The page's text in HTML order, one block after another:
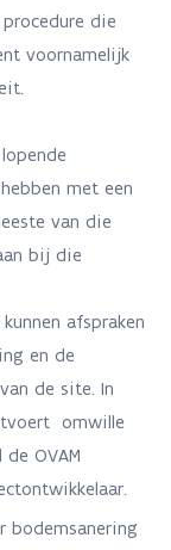
die
voornamelijk
met een
van die
bij die
afspraken
en de
de site. In
omwille
OVAM
bodemsanering